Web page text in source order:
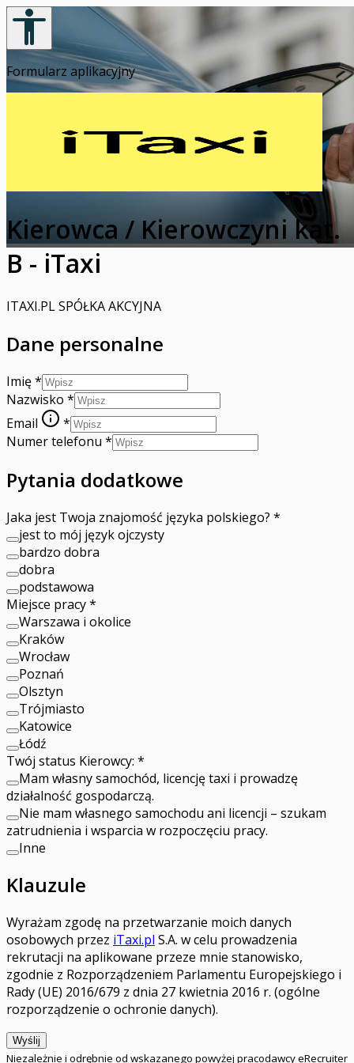
Formularz aplikacyjny
Kierowca / Kierowczyni kat.
B - iTaxi
ITAXI.PL SPÓŁKA AKCYJNA
Dane personalne
Imię*
Nazwisko *
Email
*
Numer telefonu *
Pytania dodatkowe
Jaka jest Twoja znajomość języka polskiego? *
jest to mój język ojczysty
bardzo dobra
dobra
podstawowa
Miejsce pracy*
Warszawa i okolice
Kraków
Wrocław
Poznań
Olsztyn
Trójmiasto
Katowice
Łódź
Twój status Kierowcy: *
Mam własny samochód, licencję taxi i prowadzę
działalność gospodarczą.
Nie mam własnego samochodu ani licencji – szukam
zatrudnienia i wsparcia w rozpoczęciu pracy.
Inne
Klauzule
Wyrażam zgodę na przetwarzanie moich danych
osobowych przez iTaxi.pl S.A. w celu prowadzenia
rekrutacji na aplikowane przeze mnie stanowisko,
zgodnie z Rozporządzeniem Parlamentu Europejskiego i
Rady (UE) 2016/679 z dnia 27 kwietnia 2016 r. (ogólne
rozporządzenie o ochronie danych).
Wyślij
Niezależnie i odrębnie od wskazanego powyżej pracodawcy eRecruiter